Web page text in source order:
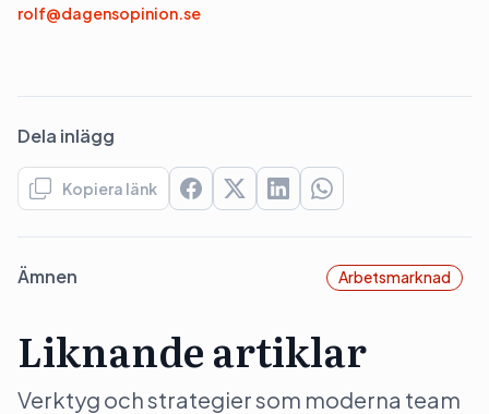
rolf@dagensopinion.se
Dela inlägg
Kopiera länk
Ämnen Arbetsmarknad
Liknande artiklar
Verktyg och strategier som moderna team